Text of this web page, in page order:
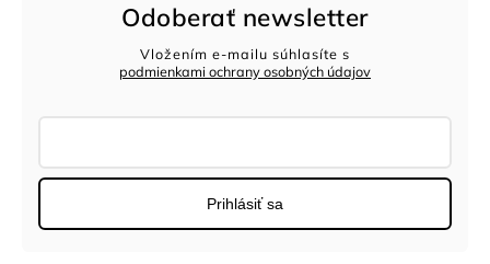
Odoberať newsletter
Vložením e-mailu súhlasíte s
podmienkami ochrany osobných údajov
Prihlásiť sa